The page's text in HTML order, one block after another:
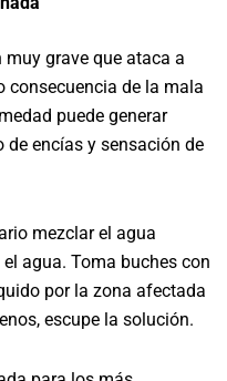
grave que ataca a
consecuencia de la mala
puede generar
de encías y sensación de
mezclar el agua
agua. Toma buches con
por la zona afectada
escupe la solución.